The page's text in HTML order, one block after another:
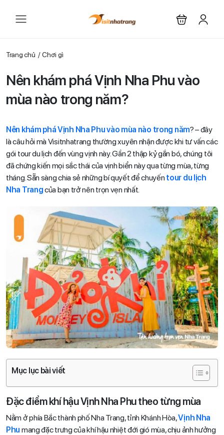
Trang chủ Chơi gì
Nên khám phá Vịnh Nha Phu vào
mùa nào trong năm?
Nên khám phá Vịnh Nha Phu vào mùa nào trong năm? – đây
là câu hỏi mà Visitnhatrang thường xuyên nhận được khi tư vấn các
gói tour du lịch đến vùng vịnh này. Gần 2 thập kỷ gắn bó, chúng tôi
đã chứng kiến mọi sắc thái của vịnh biển này qua từng mùa, từng
tháng. Sẵn sàng chia sẻ những bí quyết để chuyến tour du lịch
Nha Trangcủa bạn trở nên trọn vẹn nhất.
Mục lục bài viết
Đặc điểm khí hậu Vịnh Nha Phu theo từng mùa
Nằm ở phía Bắc thành phố Nha Trang, tỉnh Khánh Hòa,Vịnh Nha
Phu mang đặc trưng của khí hậu nhiệt đới gió mùa, chịu ảnh hưởng